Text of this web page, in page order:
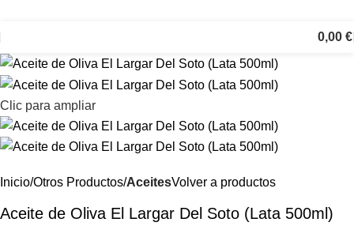
0,00 €
Clic para ampliar
Inicio Otros Productos AceitesVolver a productos
Aceite de Oliva El Largar Del Soto (Lata 500ml)